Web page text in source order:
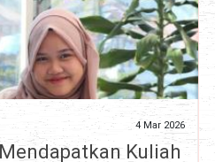
4 Mar 2026
Kuliah